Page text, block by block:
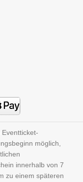
möglich,
innerhalb von 7
zu einem späteren